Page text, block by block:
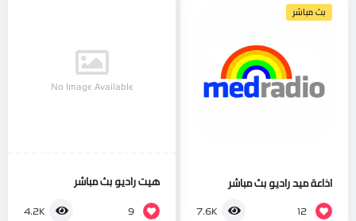
بث مباشر
اذاعة ميد راديو بث مباشر
12
7.6K
No Image Available
هيت راديو بث مباشر
9
4.2K